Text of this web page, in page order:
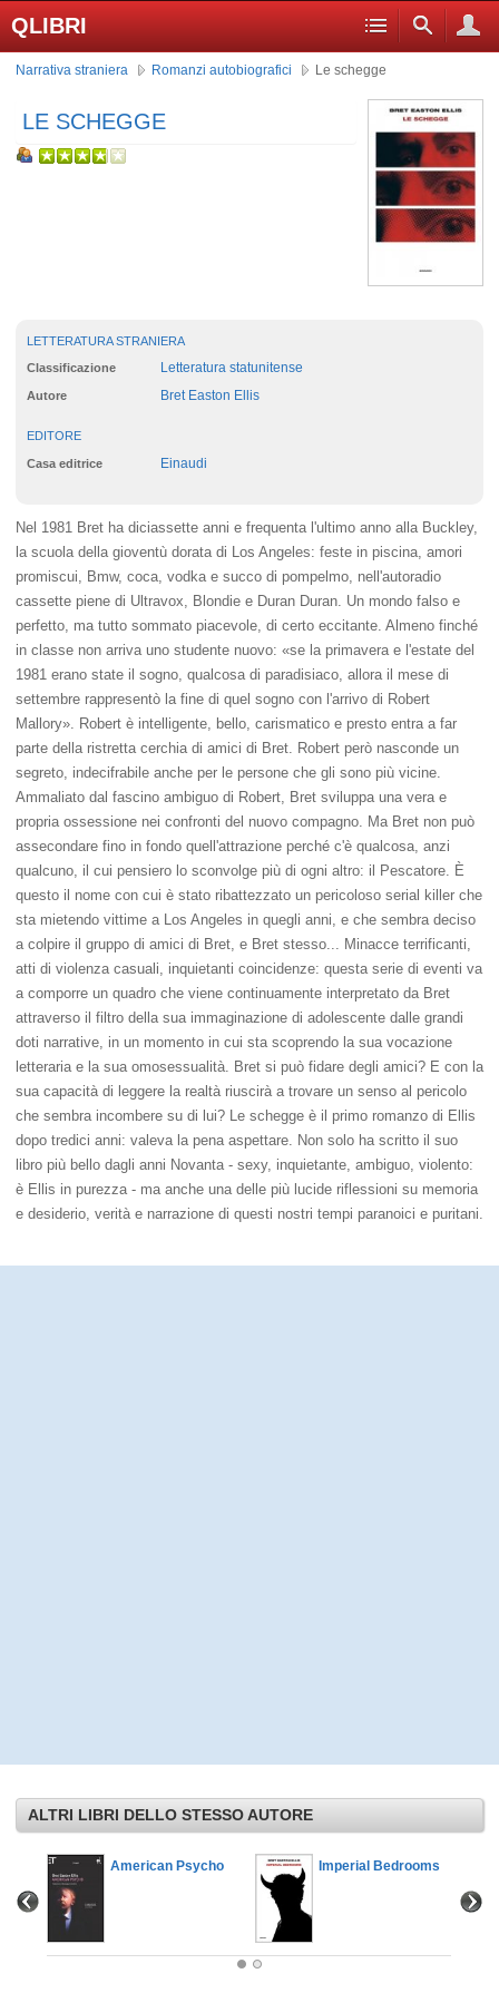
QLIBRI
Narrativa straniera Romanzi autobiografici Le schegge
LE SCHEGGE
LETTERATURA STRANIERA
Classificazione Letteratura statunitense
Autore Bret Easton Ellis
EDITORE
Casa editrice Einaudi
Nel 1981 Bret ha diciassette anni e frequenta l'ultimo anno alla Buckley,
la scuola della gioventù dorata di Los Angeles: feste in piscina, amori
promiscui, Bmw, coca, vodka e succo di pompelmo, nell'autoradio
cassette piene di Ultravox, Blondie e Duran Duran. Un mondo falso e
perfetto, ma tutto sommato piacevole, di certo eccitante. Almeno finché
in classe non arriva uno studente nuovo: «se la primavera e l'estate del
1981 erano state il sogno, qualcosa di paradisiaco, allora il mese di
settembre rappresentò la fine di quel sogno con l'arrivo di Robert
Mallory». Robert è intelligente, bello, carismatico e presto entra a far
parte della ristretta cerchia di amici di Bret. Robert però nasconde un
segreto, indecifrabile anche per le persone che gli sono più vicine.
Ammaliato dal fascino ambiguo di Robert, Bret sviluppa una vera e
propria ossessione nei confronti del nuovo compagno. Ma Bret non può
assecondare fino in fondo quell'attrazione perché c'è qualcosa, anzi
qualcuno, il cui pensiero lo sconvolge più di ogni altro: il Pescatore. È
questo il nome con cui è stato ribattezzato un pericoloso serial killer che
sta mietendo vittime a Los Angeles in quegli anni, e che sembra deciso
a colpire il gruppo di amici di Bret, e Bret stesso... Minacce terrificanti,
atti di violenza casuali, inquietanti coincidenze: questa serie di eventi va
a comporre un quadro che viene continuamente interpretato da Bret
attraverso il filtro della sua immaginazione di adolescente dalle grandi
doti narrative, in un momento in cui sta scoprendo la sua vocazione
letteraria e la sua omosessualità. Bret si può fidare degli amici? E con la
sua capacità di leggere la realtà riuscirà a trovare un senso al pericolo
che sembra incombere su di lui? Le schegge è il primo romanzo di Ellis
dopo tredici anni: valeva la pena aspettare. Non solo ha scritto il suo
libro più bello dagli anni Novanta - sexy, inquietante, ambiguo, violento:
è Ellis in purezza - ma anche una delle più lucide riflessioni su memoria
e desiderio, verità e narrazione di questi nostri tempi paranoici e puritani.
ALTRI LIBRI DELLO STESSO AUTORE
American Psycho Imperial Bedrooms